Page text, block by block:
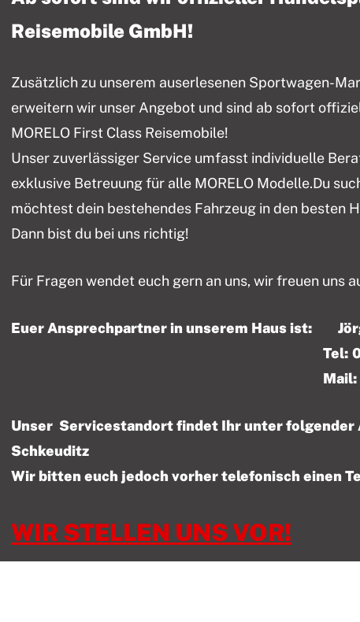
Reisemobile GmbH!
Zusätzlich zu unserem auserlesenen Sportwagen-
erweitern wir unser Angebot und sind ab sofort
MORELO First Class Reisemobile!
Unser zuverlässiger Service umfasst individuelle
exklusive Betreuung für alle MORELO Modelle.Du
möchtest dein bestehendes Fahrzeug in den besten
Dann bist du bei uns richtig!
Für Fragen wendet euch gern an uns, wir freuen uns
Euer Ansprechpartner in unserem Haus ist:
Tel: 01522 – 47
Mail:
Unser Servicestandort findet Ihr unter
Schkeuditz
Wir bitten euch jedoch vorher telefonisch einen
WIR STELLEN UNS VOR!